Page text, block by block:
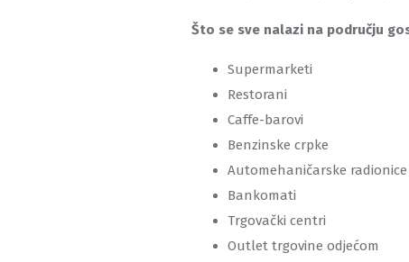
Što se sve nalazi na području
Supermarketi
Restorani
Caffe-barovi
Benzinske crpke
Automehaničarske radionice
Bankomati
Trgovački centri
Outlet trgovine odjećom